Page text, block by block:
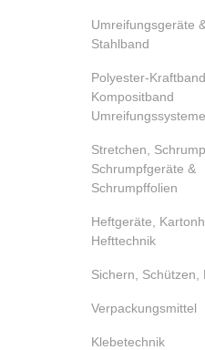
Umreifungsgeräte
Stahlband
Polyester-
Kompositband
Umreifungssysteme
Stretchen,
Schrumpfgeräte &
Schrumpffolien
Heftgeräte,
Hefttechnik
Sichern, Schützen,
Verpackungsmittel
Klebetechnik